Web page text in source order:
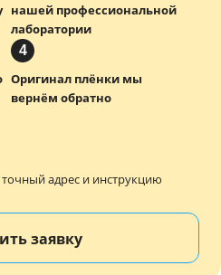
нашей профессиональной
лаборатории
4
Оригинал плёнки мы
вернём обратно
адрес и инструкцию
заявку